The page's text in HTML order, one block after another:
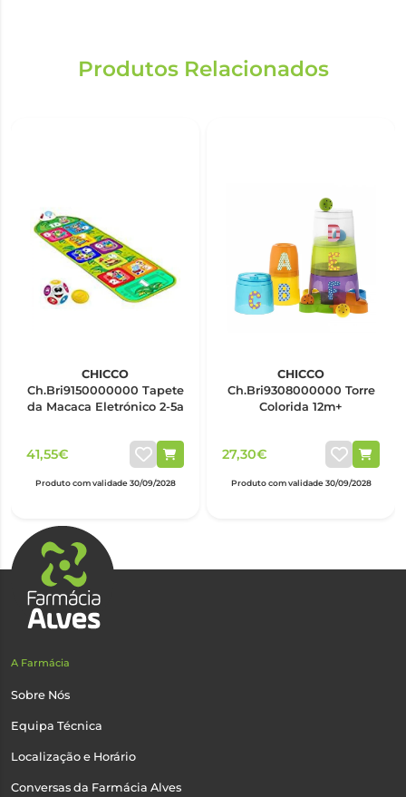
Produtos Relacionados
CHICCO
Ch.Bri9150000000 Tapete
da Macaca Eletrónico 2-5a
41,55€
Produto com validade 30/09/2028
CHICCO
Ch.Bri9308000000 Torre
Colorida 12m+
27,30€
Produto com validade 30/09/2028
A Farmácia
Sobre Nós
Equipa Técnica
Localização e Horário
Conversas da Farmácia Alves